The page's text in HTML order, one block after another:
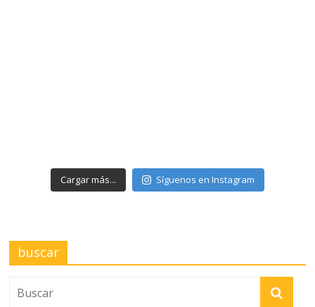
Cargar más... Síguenos en Instagram
buscar